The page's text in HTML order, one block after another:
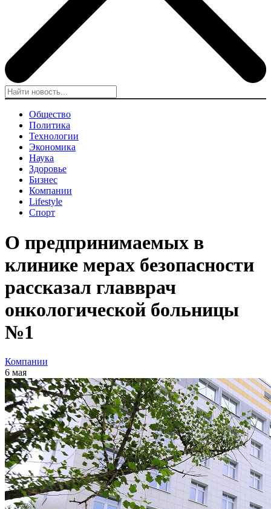
Общество
Политика
Технологии
Экономика
Наука
Здоровье
Бизнес
Компании
Lifestyle
Спорт
О предпринимаемых в
клинике мерах безопасности
рассказал главврач
онкологической больницы
№1
Компании
6 мая